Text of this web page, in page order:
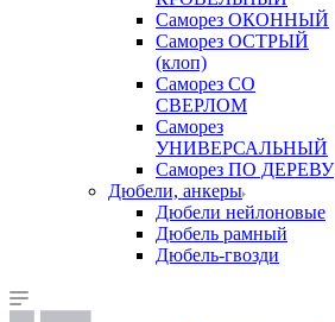
Саморез ОКОННЫЙ
Саморез ОСТРЫЙ
(клоп)
Саморез СО
СВЕРЛОМ
Саморез
УНИВЕРСАЛЬНЫЙ
Саморез ПО ДЕРЕВУ
Дюбели, анкеры
Дюбели нейлоновые
Дюбель рамный
Дюбель-гвозди